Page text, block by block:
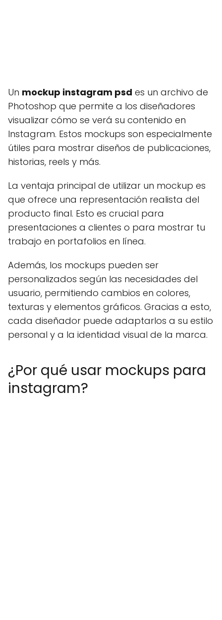
Un mockup instagram psd es un archivo de
Photoshop que permite a los diseñadores
visualizar cómo se verá su contenido en
Instagram. Estos mockups son especialmente
útiles para mostrar diseños de publicaciones,
historias, reels y más.
La ventaja principal de utilizar un mockup es
que ofrece una representación realista del
producto final. Esto es crucial para
presentaciones a clientes o para mostrar tu
trabajo en portafolios en línea.
Además, los mockups pueden ser
personalizados según las necesidades del
usuario, permitiendo cambios en colores,
texturas y elementos gráficos. Gracias a esto,
cada diseñador puede adaptarlos a su estilo
personal y a la identidad visual de la marca.
¿Por qué usar mockups para
instagram?